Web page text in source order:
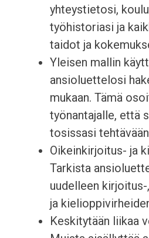
yhteystietosi,
työhistoriasi ja
taidot ja
Yleisen mallin
ansioluettelosi
mukaan. Tämä
työnantajalle, että
tosissasi
Oikeinkirjoitus- ja
Tarkista
uudelleen
ja
Keskitytään liikaa